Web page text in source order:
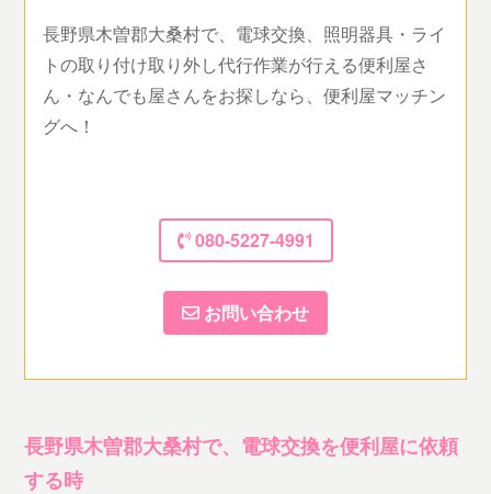
長野県木曽郡大桑村で、電球交換、照明器具・ライ
トの取り付け取り外し代行作業が行える便利屋さ
ん・なんでも屋さんをお探しなら、便利屋マッチン
グへ！
080-5227-4991
お問い合わせ
長野県木曽郡大桑村で、電球交換を便利屋に依頼
する時